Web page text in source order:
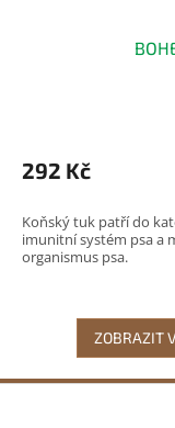
292 Kč
Koňský tuk patří do
imunitní systém psa a
organismus psa.
ZOBRAZIT